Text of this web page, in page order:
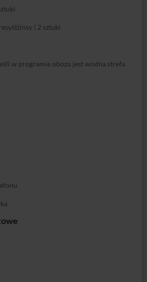
dżinsy | 2 sztuki
w programie obozu jest wodna strefa